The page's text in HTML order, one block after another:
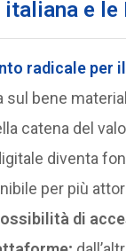
e le
radicale
bene
catena del
diventa
per più
di